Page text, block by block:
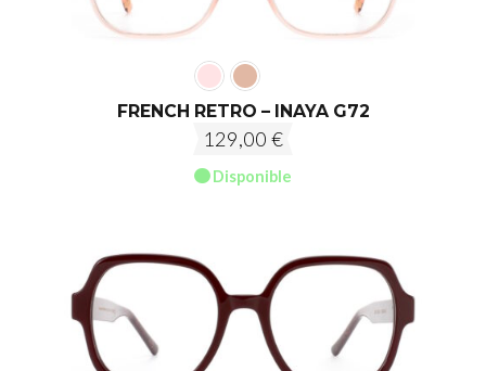
FRENCH RETRO – INAYA G72
129,00 €
Disponible